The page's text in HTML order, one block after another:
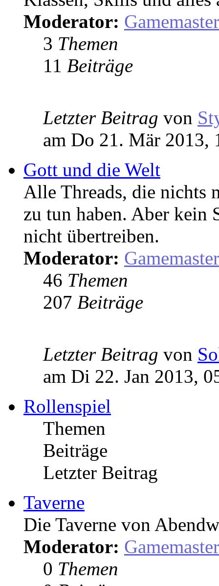
Moderator: Gamemaster
3 Themen
11 Beiträge
Letzter Beitrag von
am Do 21. Mär 2013,
Gott und die Welt
Alle Threads, die nichts
zu tun haben. Aber kein
nicht übertreiben.
Moderator: Gamemaster
46 Themen
207 Beiträge
Letzter Beitrag von
am Di 22. Jan 2013,
Rollenspiel
Themen
Beiträge
Letzter Beitrag
Taverne
Die Taverne von
Moderator: Gamemaster
0 Themen